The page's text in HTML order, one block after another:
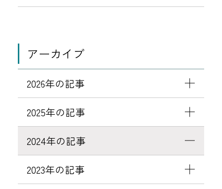
アーカイブ
2026年の記事
2025年の記事
2024年の記事
2023年の記事